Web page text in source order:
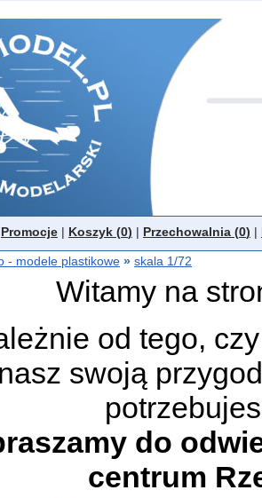
Promocje | Koszyk (0) | Przechowalnia (0) |
- modele plastikowe » skala 1/72
Witamy na
od tego,
swoją
do
centrum